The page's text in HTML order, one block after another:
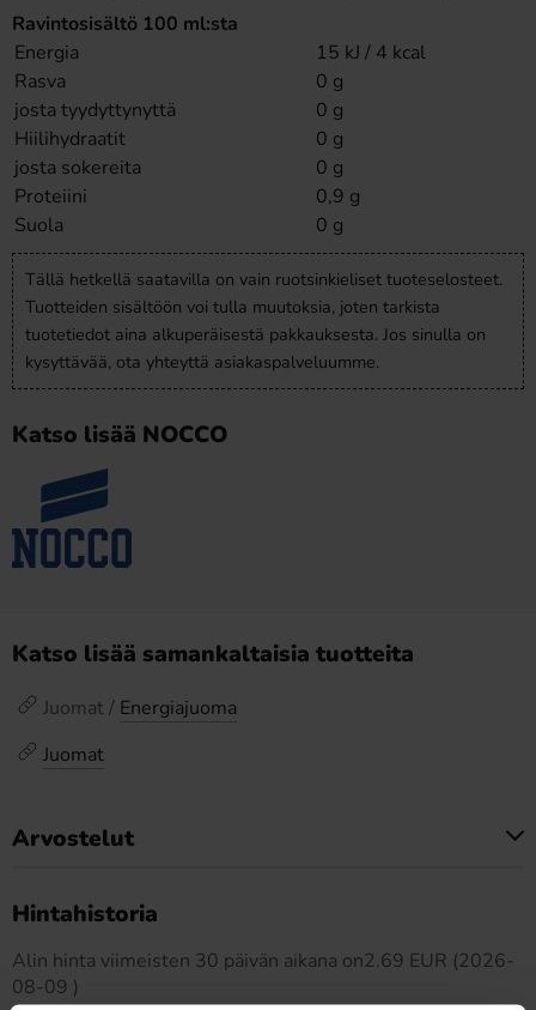
Ravintosisältö 100 ml:sta
Energia
15 kJ / 4 kcal
Rasva
0 g
josta tyydyttynyttä
0 g
Hiilihydraatit
0 g
josta sokereita
0 g
Proteiini
0,9 g
Suola
0 g
Tällä hetkellä saatavilla on vain ruotsinkieliset tuoteselosteet.
Tuotteiden sisältöön voi tulla muutoksia, joten tarkista
tuotetiedot aina alkuperäisestä pakkauksesta. Jos sinulla on
kysyttävää, ota yhteyttä asiakaspalveluumme.
Katso lisää NOCCO
Katso lisää samankaltaisia tuotteita
Juomat / Energiajuoma
Juomat
Arvostelut
Hintahistoria
Alin hinta viimeisten 30 päivän aikana on2.69 EUR (2026-
08-09 )